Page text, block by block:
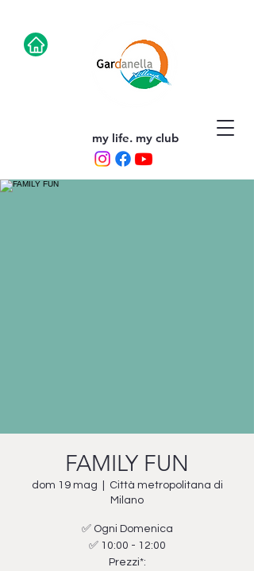
my life. my club
FAMILY FUN
dom 19 mag
Città metropolitana di
Milano
✅ Ogni Domenica
✅ 10:00 - 12:00
Prezzi*: